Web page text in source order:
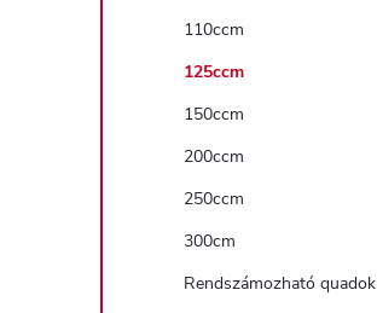
110ccm
125ccm
150ccm
200ccm
250ccm
300cm
Rendszámozható quadok